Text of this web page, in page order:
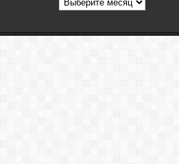
статей